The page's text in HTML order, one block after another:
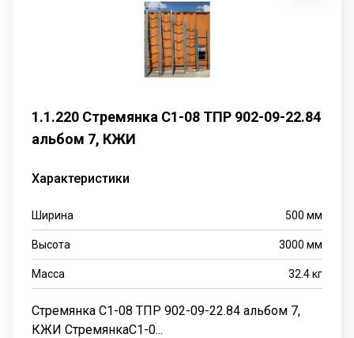
1.1.220 Стремянка С1-08 ТПР 902-09-22.84
альбом 7, КЖИ
Характеристики
Ширина 500 мм
Высота 3000 мм
Масса 32.4кг
Стремянка С1-08 ТПР 902-09-22.84 альбом 7,
КЖИ СтремянкаС1-0...